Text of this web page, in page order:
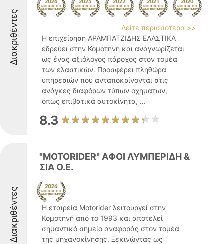
Διακριθέντες
Δείτε περισσότερα >>
Η επιχείρηση ΑΡΑΜΠΑΤΖΙΔΗΣ ΕΛΑΣΤΙΚΑ
εδρεύει στην Κομοτηνή και αναγνωρίζεται
ως ένας αξιόλογος πάροχος στον τομέα
των ελαστικών. Προσφέρει πληθώρα
υπηρεσιών που ανταποκρίνονται στις
ανάγκες διαφόρων τύπων οχημάτων,
όπως επιβατικά αυτοκίνητα, ...
8.3
Διακριθέντες
"MOTORIDER" ΑΦΟΙ ΛΥΜΠΕΡΙΔΗ &
ΣΙΑ Ο.Ε.
Η εταιρεία Motorider λειτουργεί στην
Κομοτηνή από το 1993 και αποτελεί
σημαντικό σημείο αναφοράς στον τομέα
της μηχανοκίνησης. Ξεκινώντας ως